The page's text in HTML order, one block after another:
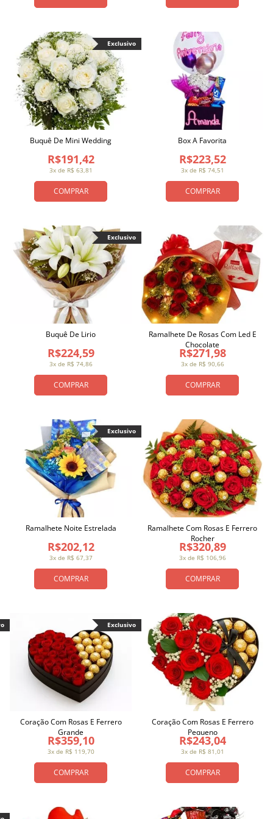
COMPRAR
3x de R$ 63,81
R$191,42
Buquê De Mini Wedding
Exclusivo
COMPRAR
3x de R$ 74,51
R$223,52
Box A Favorita
COMPRAR
3x de R$ 74,86
R$224,59
Buquê De Lirio
Exclusivo
COMPRAR
3x de R$ 90,66
R$271,98
Ramalhete De Rosas Com Led E
Chocolate
COMPRAR
3x de R$ 67,37
R$202,12
Ramalhete Noite Estrelada
Exclusivo
COMPRAR
3x de R$ 106,96
R$320,89
Ramalhete Com Rosas E Ferrero
Rocher
COMPRAR
3x de R$ 119,70
R$359,10
Coração Com Rosas E Ferrero
Grande
Exclusivo
COMPRAR
3x de R$ 81,01
R$243,04
Coração Com Rosas E Ferrero
Pequeno